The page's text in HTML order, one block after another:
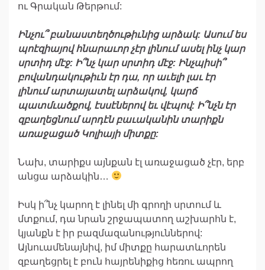
ու Գրական Թերթում:
Ինչու՞ բանաստեղծութիւնից արձակ: Ասում ես
պոէզիայով հնարաւոր չէր լինում ասել ինչ կար
սրտիդ մէջ: Ի՞նչ կար սրտիդ մէջ: Ինչպիսի՞
բովանդակութիւն էր դա, որ աւելի լաւ էր
լինում արտայատել արձակով, կարճ
պատմւածքով, էսսէներով եւ վէպով: Ի՞նչն էր
զբաղեցնում արդէն բաւականին տարիքն
առաջացած Կոլիայի միտքը:
Նախ, տարիքս այնքան էլ առաջացած չէր, երբ
անցա արձակին…
Իսկ ի՞նչ կարող է լինել մի գրողի սրտում և
մտքում, դա նրան շրջապատող աշխարհն է,
կյանքն է իր բազմազանություններով:
Այնուամենայնիվ, իմ միտքը հարատևորեն
զբաղեցրել է բուն հայրենիքից հեռու ապրող